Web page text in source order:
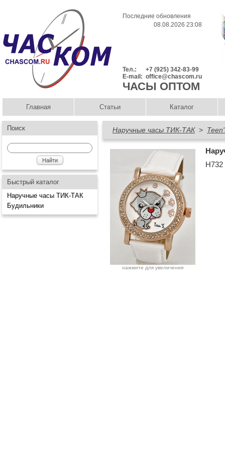
Последние обновления
08.08.2026 23:08
Тел.:
+7 (925) 342-83-99
E-mail: office@chascom.ru
ЧАСЫ ОПТОМ
Главная Статьи Каталог
Поиск
Быстрый каталог
Наручные часы ТИК-ТАК
Будильники
Наручные часы ТИК-ТАК>
нажмите для увеличения